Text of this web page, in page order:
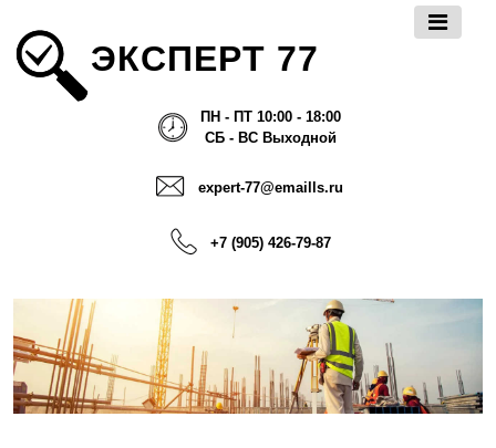
ЭКСПЕРТ 77
ПН - ПТ 10:00 - 18:00
СБ - ВС Выходной
expert-77@emaills.ru
+7 (905) 426-79-87